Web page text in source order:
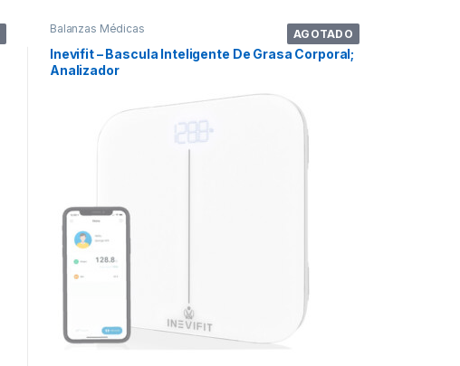
AGOTADO
Balanzas Médicas
Inevifit – Bascula Inteligente De Grasa Corporal;
Analizador